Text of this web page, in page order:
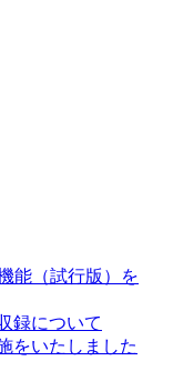
能（試行版）を
録について
をいたしました